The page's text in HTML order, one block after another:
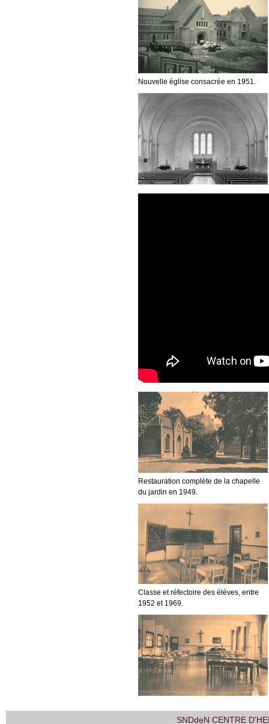
Nouvelle église consacrée en 1951.
Restauration complète de la chapelle
du jardin en 1949.
Classe et réfectoire des élèves, entre
1952 et 1969.
SNDdeN CENTRE